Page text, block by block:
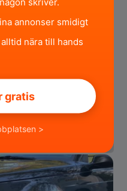
FWD
sedan
annonser smidigt
nära till hands
gratis
>